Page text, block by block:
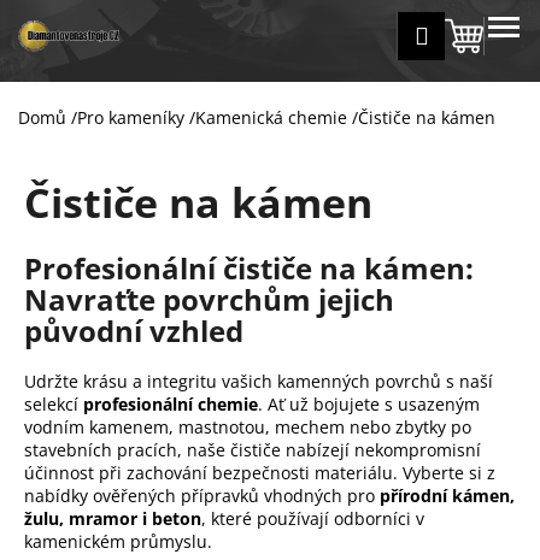
na
obsah
Přihlášení
košík
MENU
Domů /Pro kameníky /Kamenická chemie /Čističe na kámen
Čističe na kámen
Profesionální čističe na kámen:
Navraťte povrchům jejich
původní vzhled
Udržte krásu a integritu vašich kamenných povrchů s naší
selekcí profesionální chemie. Ať už bojujete s usazeným
vodním kamenem, mastnotou, mechem nebo zbytky po
stavebních pracích, naše čističe nabízejí nekompromisní
účinnost při zachování bezpečnosti materiálu. Vyberte si z
nabídky ověřených přípravků vhodných pro přírodní kámen,
žulu, mramor i beton, které používají odborníci v
kamenickém průmyslu.
š
Zpět
Zpět
C
p
o
t
ř
e
b
u
j
e
t
e
n